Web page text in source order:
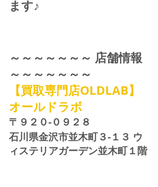
ます♪
～～～～～～～ 店舗情報
～～～～～～～
【買取専門店OLDLAB】
オールドラボ
〒９２０-０９２８
石川県金沢市並木町３-１３ ウ
ィステリアガーデン並木町１階